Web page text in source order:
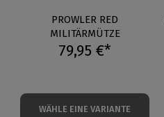
PROWLER RED
MILITÄRMÜTZE
79,95 €*
WÄHLE EINE VARIANTE